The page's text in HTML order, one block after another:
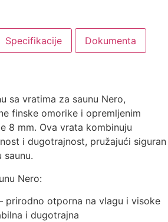
Specifikacije Dokumenta
sa vratima za saunu Nero,
finske omorike i opremljenim
8 mm. Ova vrata kombinuju
i dugotrajnost, pružajući siguran
saunu.
Nero:
prirodno otporna na vlagu i visoke
i dugotrajna